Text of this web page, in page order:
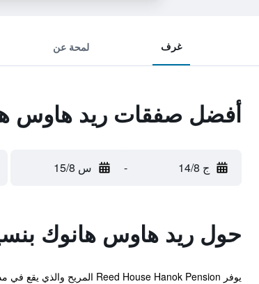
غرف لمحة عن
أفضل صفقات ريد هاوس
ج 14/8 - س 15/8
حول ريد هاوس هانوك
يوفر Reed House Hanok Pension المريح والذي يقع في مدينة سون تشون خدمة واي فاي مجاناً بالإضافة إلى معاملات فورية للحجز والمغادرة واماكن لتوضيب الأمتعة.